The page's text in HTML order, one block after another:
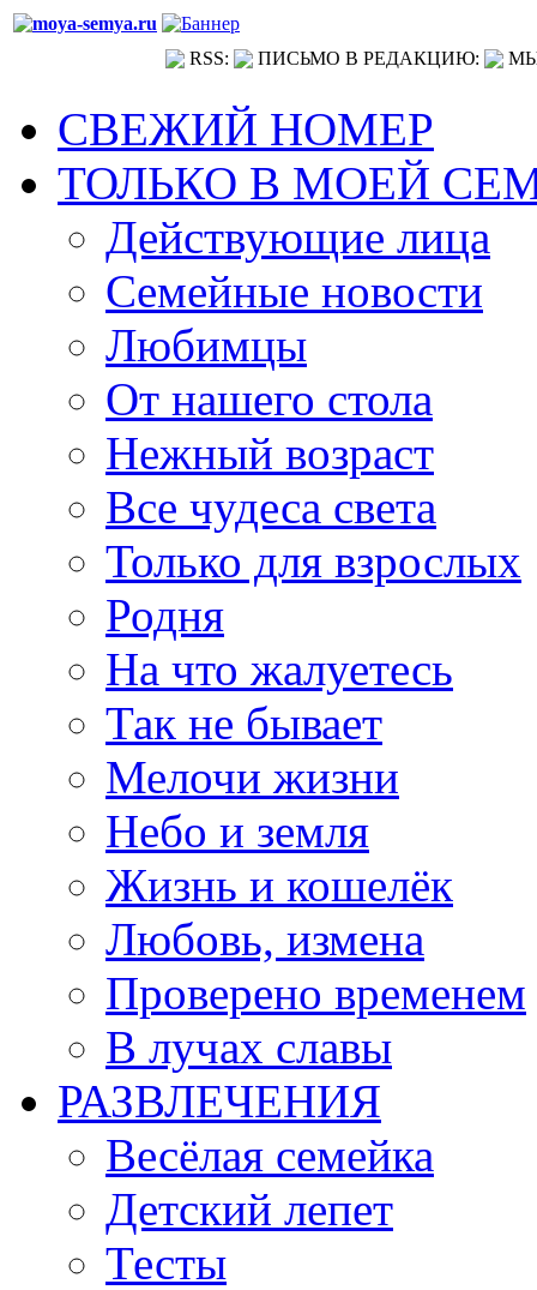
RSS: ПИСЬМО В РЕДАКЦИЮ:
СВЕЖИЙ НОМЕР
ТОЛЬКО В МОЕЙ
Действующие лица
Семейные новости
Любимцы
От нашего стола
Нежный возраст
Все чудеса света
Только для взрослых
Родня
На что жалуетесь
Так не бывает
Мелочи жизни
Небо и земля
Жизнь и кошелёк
Любовь, измена
Проверено временем
В лучах славы
РАЗВЛЕЧЕНИЯ
Весёлая семейка
Детский лепет
Тесты